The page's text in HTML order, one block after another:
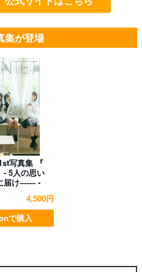
集が登場
写真集 『
- 5人の思い
届け―― -
4,500円
で購入